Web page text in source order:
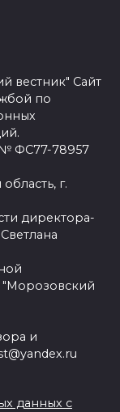
вестник" Сайт
по
ФС77-78957
г.
директора-
"Морозовский
и
данных с